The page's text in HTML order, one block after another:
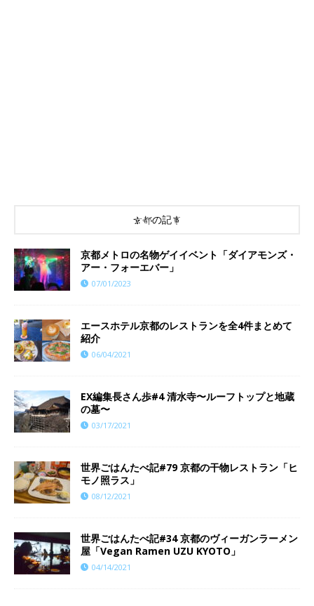
京都の記事
京都メトロの名物ゲイイベント「ダイアモンズ・
アー・フォーエバー」
07/01/2023
エースホテル京都のレストランを全4件まとめて
紹介
06/04/2021
EX編集長さん歩#4 清水寺〜ルーフトップと地蔵
の墓〜
03/17/2021
世界ごはんたべ記#79 京都の干物レストラン「ヒ
モノ照ラス」
08/12/2021
世界ごはんたべ記#34 京都のヴィーガンラーメン
屋「Vegan Ramen UZU KYOTO」
04/14/2021